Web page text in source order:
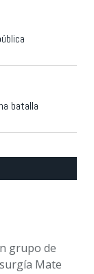
batalla
grupo de
Mate